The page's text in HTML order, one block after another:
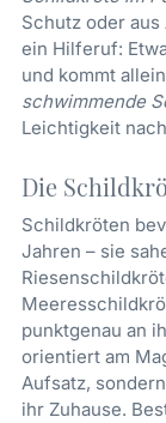
Schutz oder aus
ein Hilferuf:
und kommt
schwimmende
Leichtigkeit
Die
Schildkröten
Jahren – sie
punktgenau an
orientiert am
Aufsatz,
ihr Zuhause.